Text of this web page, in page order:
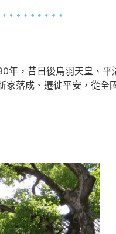
，昔日後鳥羽天皇、平
家落成、遷徙平安，從全